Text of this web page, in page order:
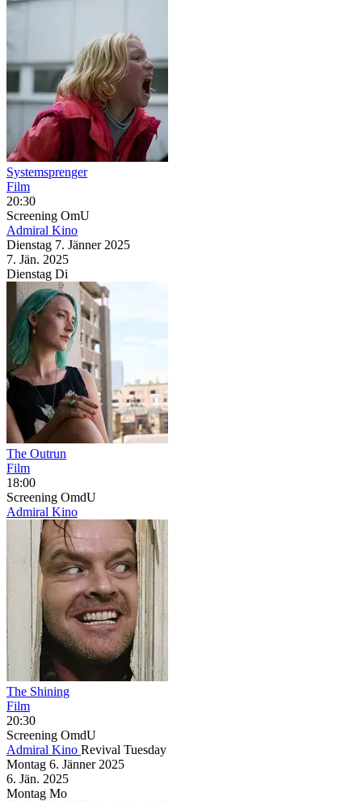
Systemsprenger
Film
20:30
Screening OmU
Admiral Kino
Dienstag 7. Jänner 2025
7. Jän. 2025
Dienstag Di
The Outrun
Film
18:00
Screening OmdU
Admiral Kino
The Shining
Film
20:30
Screening OmdU
Admiral Kino Revival Tuesday
Montag 6. Jänner 2025
6. Jän. 2025
Montag Mo